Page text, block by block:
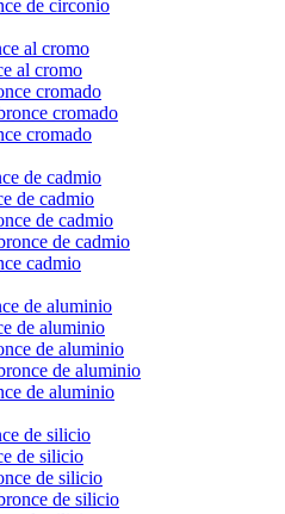
de circonio
al cromo
al cromo
cromado
cromado
cromado
de cadmio
de cadmio
de cadmio
de cadmio
cadmio
de aluminio
de aluminio
de aluminio
de aluminio
de aluminio
de silicio
de silicio
de silicio
de silicio